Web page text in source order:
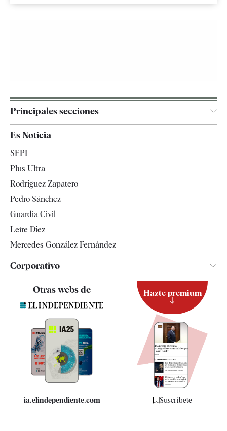
Principales secciones
Televisión
Es Noticia
SEPI
Plus Ultra
Rodríguez Zapatero
Pedro Sánchez
Guardia Civil
Leire Díez
Mercedes González Fernández
Corporativo
Quiénes somos
Especificaciones
Otras webs de
ia.elindependiente.com
Hazte premium
Suscríbete